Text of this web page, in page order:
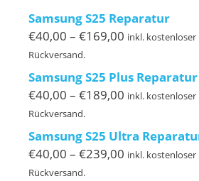
Samsung S25 Reparatur
€40,00 – €169,00 Preisspanne:
bis
€169,00
inkl. kostenloser
Rückversand.
Samsung S25 Plus Reparatur
€40,00 – €189,00 Preisspanne:
bis
€189,00
inkl. kostenloser
Rückversand.
Samsung S25 Ultra
€40,00 – €239,00 Preisspanne:
inkl. kostenloser
Rückversand.